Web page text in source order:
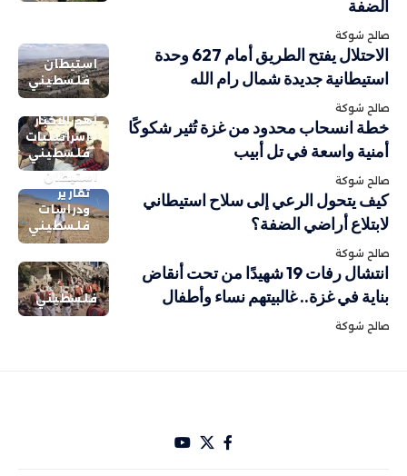
الضفة
صالح شوكة
استيطان
فلسطيني
الاحتلال يفتح الطريق أمام 627 وحدة
استيطانية جديدة شمال رام الله
صالح شوكة
أهم الاخبار
إسرائيليات
فلسطيني
خطة انسحاب محدود من غزة تُثير شكوكًا
أمنية واسعة في تل أبيب
صالح شوكة
استيطان
تقارير
ودراسات
فلسطيني
كيف يتحول الرعي إلى سلاح استيطاني
لابتلاع أراضي الضفة؟
صالح شوكة
فلسطيني
انتشال رفات 19 شهيدًا من تحت أنقاض
بناية في غزة.. غالبيتهم نساء وأطفال
صالح شوكة